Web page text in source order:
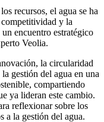
recursos, el agua se ha
y la
encuentro estratégico
Veolia.
la circularidad
gestión del agua en una
compartiendo
ya lideran este cambio.
reflexionar sobre los
a la gestión del agua.